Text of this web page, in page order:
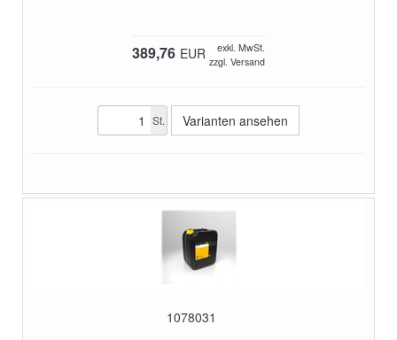
389,76 EUR
exkl. MwSt.
zzgl. Versand
St. Varianten ansehen
1078031